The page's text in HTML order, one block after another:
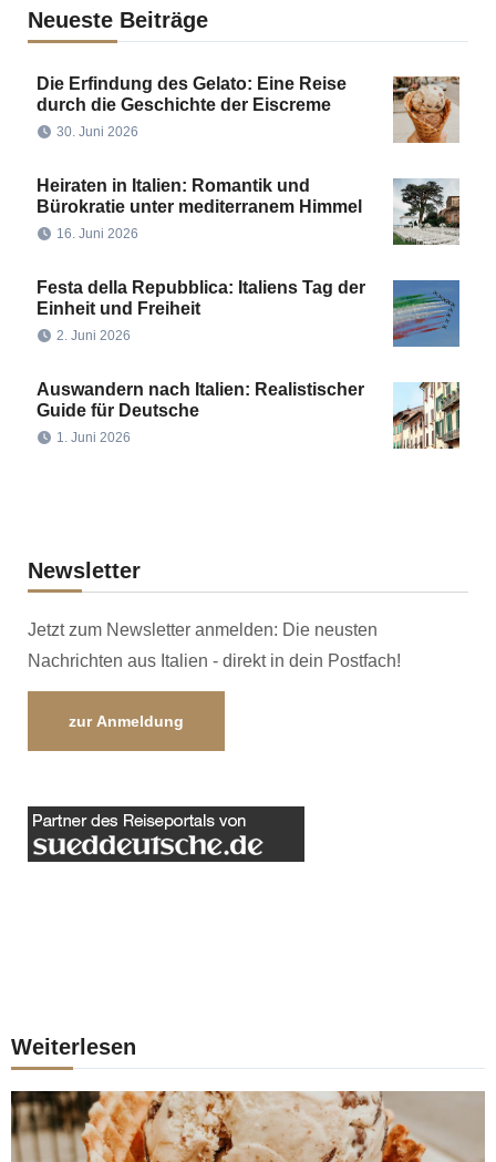
Neueste Beiträge
Die Erfindung des Gelato: Eine Reise
durch die Geschichte der Eiscreme
30. Juni 2026
Heiraten in Italien: Romantik und
Bürokratie unter mediterranem Himmel
16. Juni 2026
Festa della Repubblica: Italiens Tag der
Einheit und Freiheit
2. Juni 2026
Auswandern nach Italien: Realistischer
Guide für Deutsche
1. Juni 2026
Newsletter
Jetzt zum Newsletter anmelden: Die neusten
Nachrichten aus Italien - direkt in dein Postfach!
zur Anmeldung
Weiterlesen